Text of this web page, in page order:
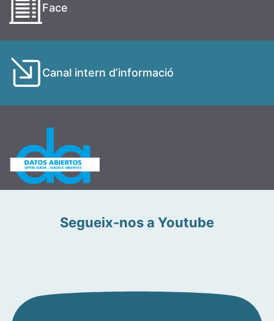
Face
Canal intern d’informació
Segueix-nos a Youtube